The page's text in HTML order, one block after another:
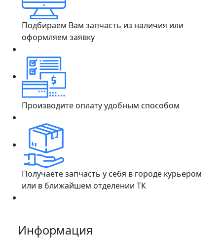
Подбираем Вам запчасть из наличия или
оформляем заявку
Производите оплату удобным способом
Получаете запчасть у себя в городе курьером
или в ближайшем отделении ТК
Информация